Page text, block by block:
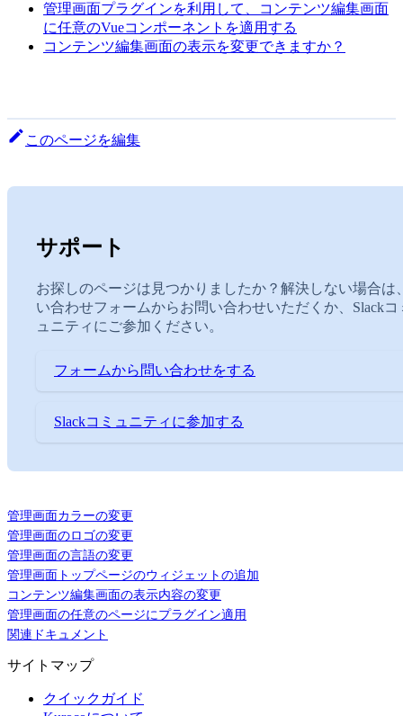
管理画面プラグインを利用して、コンテンツ編集画面
に任意のVueコンポーネントを適用する
コンテンツ編集画面の表示を変更できますか？
このページを編集
サポート
お探しのページは見つかりましたか？解決しない場合は
い合わせフォームからお問い合わせいただくか、Slackコ
ュニティにご参加ください。
フォームから問い合わせをする
Slackコミュニティに参加する
管理画面カラーの変更
管理画面のロゴの変更
管理画面の言語の変更
管理画面トップページのウィジェットの追加
コンテンツ編集画面の表示内容の変更
管理画面の任意のページにプラグイン適用
関連ドキュメント
サイトマップ
クイックガイド